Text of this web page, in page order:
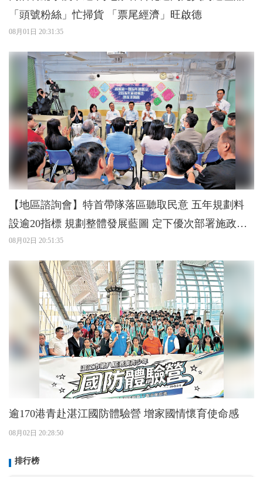
「頭號粉絲」忙掃貨 「票尾經濟」旺啟德
08月01日 20:31:35
【地區諮詢會】特首帶隊落區聽取民意 五年規劃料
設逾20指標 規劃整體發展藍圖 定下優次部署施政重
點 讓市民更能受惠
08月02日 20:51:35
逾170港青赴湛江國防體驗營 增家國情懷育使命感
08月02日 20:28:50
排行榜